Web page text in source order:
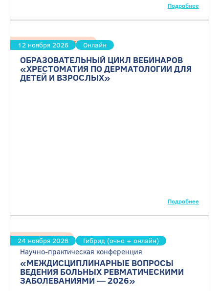
Подробнее
12 ноября 2026 Онлайн
Дерматовенерология
ОБРАЗОВАТЕЛЬНЫЙ ЦИКЛ ВЕБИНАРОВ
«ХРЕСТОМАТИЯ ПО ДЕРМАТОЛОГИИ ДЛЯ
ДЕТЕЙ И ВЗРОСЛЫХ»
Подробнее
24 ноября 2026 Гибрид (очно + онлайн)
Ревматология
Научно-практическая конференция
«МЕЖДИСЦИПЛИНАРНЫЕ ВОПРОСЫ
ВЕДЕНИЯ БОЛЬНЫХ РЕВМАТИЧЕСКИМИ
ЗАБОЛЕВАНИЯМИ — 2026»